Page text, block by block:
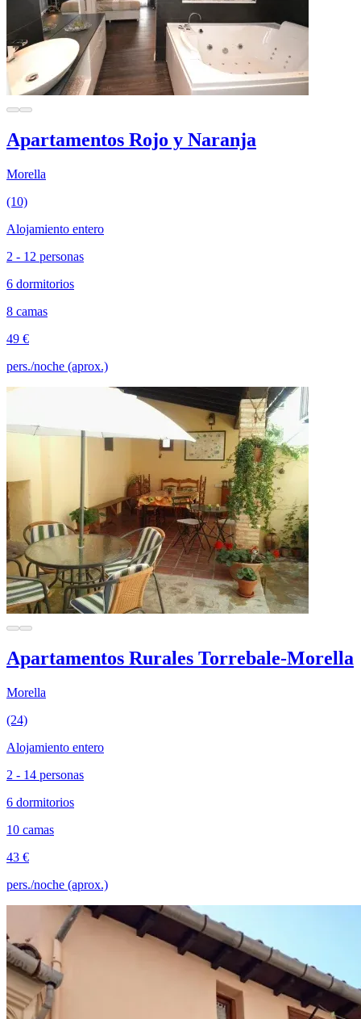
Apartamentos Rojo y Naranja
Morella
(10)
Alojamiento entero
2 - 12 personas
6 dormitorios
8 camas
49 €
pers./noche (aprox.)
Apartamentos Rurales Torrebale-Morella
Morella
(24)
Alojamiento entero
2 - 14 personas
6 dormitorios
10 camas
43 €
pers./noche (aprox.)